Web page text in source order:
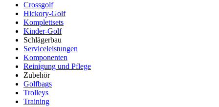
Crossgolf
Hickory-Golf
Komplettsets
Kinder-Golf
Schlägerbau
Serviceleistungen
Komponenten
Reinigung und Pflege
Zubehör
Golfbags
Trolleys
Training